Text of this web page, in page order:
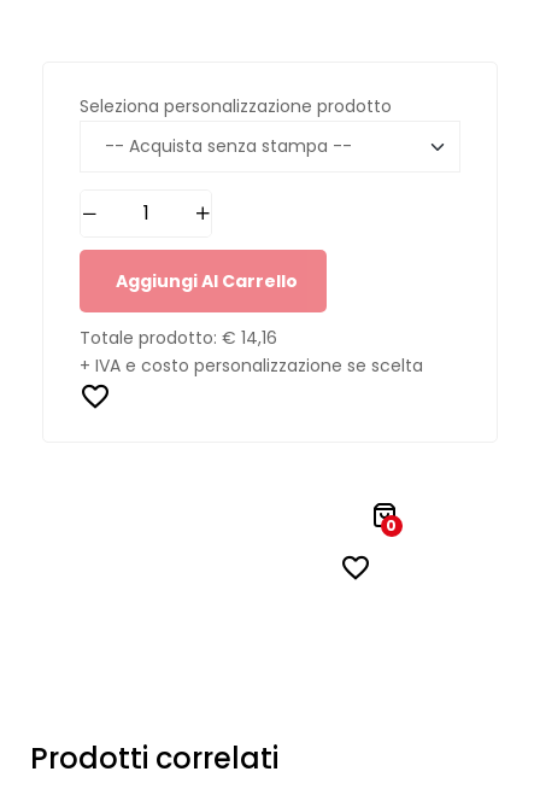
Seleziona personalizzazione prodotto
Aggiungi Al Carrello
Totale prodotto: € 14,16
+ IVA e costo personalizzazione se scelta
0
Prodotti correlati